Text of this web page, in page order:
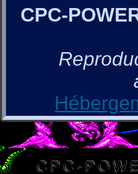
CPC-